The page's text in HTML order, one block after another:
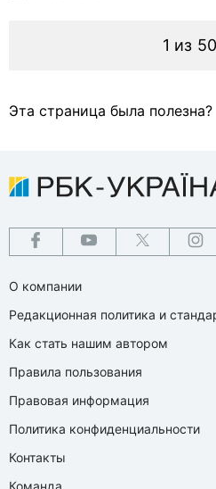
1 из 50
Эта страница была полезна?
О компании
Редакционная политика и
Как стать нашим автором
Правила пользования
Правовая информация
Политика конфиденциальности
Контакты
Команда